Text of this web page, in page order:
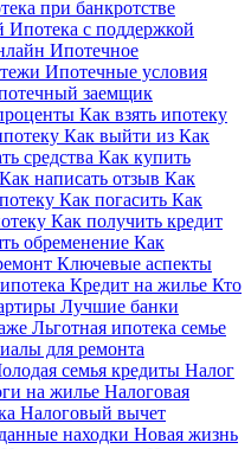
при банкротстве
Ипотека с поддержкой
Ипотечное
Ипотечные условия
заемщик
Как взять ипотеку
Как выйти из Как
средства Как купить
Как написать отзыв Как
Как погасить Как
Как получить кредит
обременение Как
Ключевые аспекты
Кредит на жилье Кто
Лучшие банки
Льготная ипотека семье
для ремонта
семья кредиты Налог
на жилье Налоговая
Налоговый вычет
находки Новая жизнь